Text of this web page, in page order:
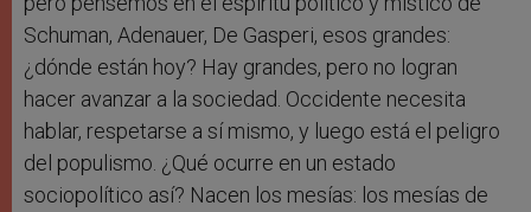
Schuman, Adenauer, De Gasperi, esos grandes:
¿dónde están hoy? Hay grandes, pero no logran
hacer avanzar a la sociedad. Occidente necesita
hablar, respetarse a sí mismo, y luego está el peligro
del populismo. ¿Qué ocurre en un estado
sociopolítico así? Nacen los mesías: los mesías de